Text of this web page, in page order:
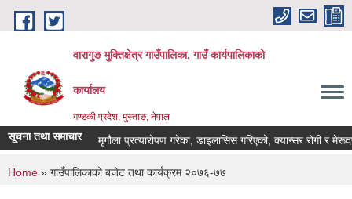
Skip to main content
वारागुङ मुक्तिक्षेत्र गाउँपालिका, गाउँ कार्यपालिकाको
कार्यालय
गण्डकी प्रदेश, मुस्ताङ, नेपाल
सूचना तथा समाचार मृगौला प्रत्यारोपण गरेका, डाइलासिस गरिएको, क्यान्सर रोगी र
You are here
Home » गाउँपालिकाको बजेट तथा कार्यक्रम २०७६-७७